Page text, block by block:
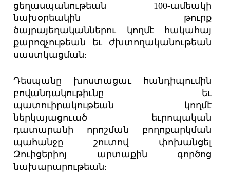
ցեղասպանութեան 100-ամեակի
նախօրեակին թուրք
ծայրայեղականներու կողմէ հակահայ
քարոզչութեան եւ ժխտողականութեան
սաստկացման:
Դեսպանը խոստացաւ հանդիպումին
բովանդակութիւնը եւ
պատուիրակութեան կողմէ
ներկայացուած եւրոպական
դատարանի որոշման բողոքարկման
պահանջը շուտով փոխանցել
Զուիցերիոյ արտաքին գործոց
նախարարութեան: